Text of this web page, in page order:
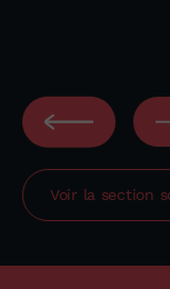
Voir la section